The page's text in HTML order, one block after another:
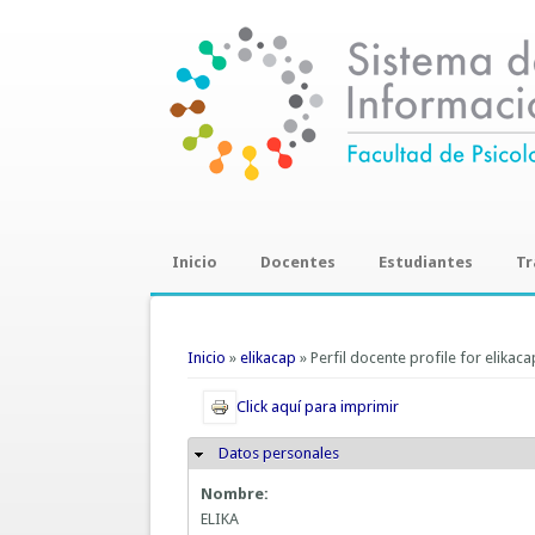
Inicio Docentes Estudiantes
Se encuentra usted aquí
Inicio » elikacap » Perfil docente profile for
Click aquí para imprimir
Ocultar
Datos personales
Nombre:
ELIKA